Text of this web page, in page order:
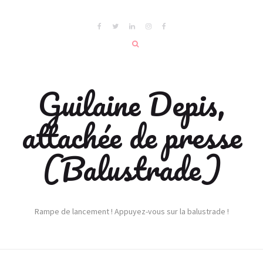
Guilaine Depis,
attachée de presse
(Balustrade)
Rampe de lancement ! Appuyez-vous sur la balustrade !